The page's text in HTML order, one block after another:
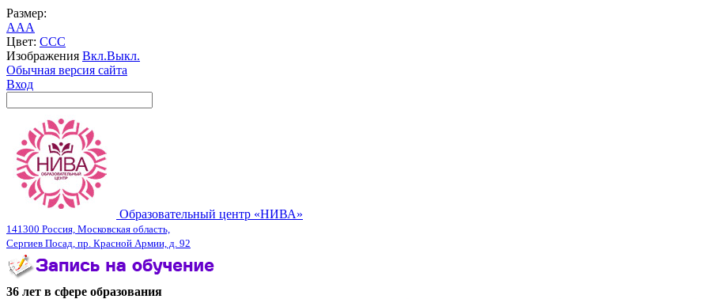
Размер:
AAA
Цвет: CCC
Изображения Вкл.Выкл.
Обычная версия сайта
Вход
Образовательный центр «НИВА»
141300 Россия, Московская область,
Сергиев Посад, пр. Красной Армии, д. 92
36 лет в сфере образования